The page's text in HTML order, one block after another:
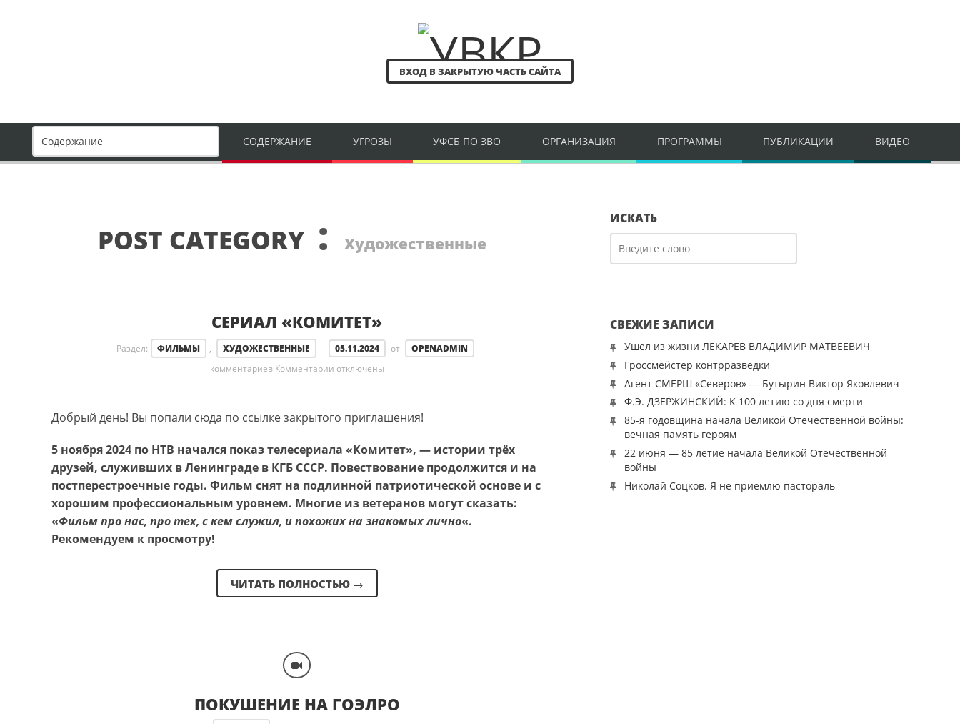
ВХОД В ЗАКРЫТУЮ ЧАСТЬ САЙТА
СОДЕРЖАНИЕ УГРОЗЫ УФСБ ПО ЗВО ОРГАНИЗАЦИЯ ПРОГРАММЫ ПУБЛИКАЦИИ ВИДЕО
POST CATEGORY : Художественные
СЕРИАЛ «КОМИТЕТ»
Раздел: ФИЛЬМЫ , ХУДОЖЕСТВЕННЫЕ 05.11.2024 от
OPENADMIN
комментариев Комментариик записи Сериал «Комитет»
отключены
Добрый день! Вы попали сюда по ссылке закрытого приглашения!
5 ноября 2024 по НТВ начался показ телесериала «Комитет», — истории трёх
друзей, служивших в Ленинграде в КГБ СССР. Повествование продолжится и на
постперестроечные годы. Фильм снят на подлинной патриотической основе и с
хорошим профессиональным уровнем. Многие из ветеранов могут сказать:
«Фильм про нас, про тех, с кем служил, и похожих на знакомых лично«.
Рекомендуем к просмотру!
ЧИТАТЬ ПОЛНОСТЬЮ →
ПОКУШЕНИЕ НА ГОЭЛРО
ИСКАТЬ
СВЕЖИЕ ЗАПИСИ
Ушел из жизни ЛЕКАРЕВ ВЛАДИМИР МАТВЕЕВИЧ
Гроссмейстер контрразведки
Агент СМЕРШ «Северов» — Бутырин Виктор Яковлевич
Ф.Э. ДЗЕРЖИНСКИЙ: К 100 летию со дня смерти
85-я годовщина начала Великой Отечественной войны:
вечная память героям
22 июня — 85 летие начала Великой Отечественной
войны
Николай Соцков. Я не приемлю пастораль